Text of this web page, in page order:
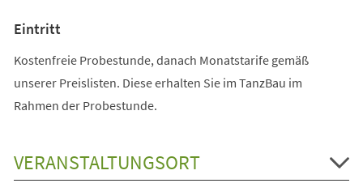
Eintritt
Kostenfreie Probestunde, danach Monatstarife gemäß
unserer Preislisten. Diese erhalten Sie im TanzBau im
Rahmen der Probestunde.
VERANSTALTUNGSORT